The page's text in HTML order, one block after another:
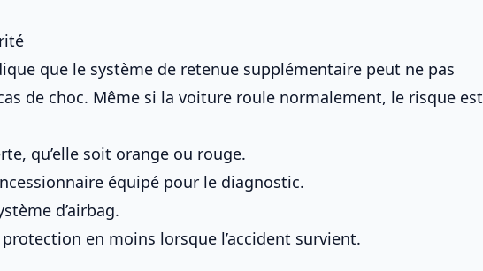
que le système de retenue supplémentaire peut ne pas
de choc. Même si la voiture roule normalement, le risque est
qu’elle soit orange ou rouge.
équipé pour le diagnostic.
d’airbag.
en moins lorsque l’accident survient.